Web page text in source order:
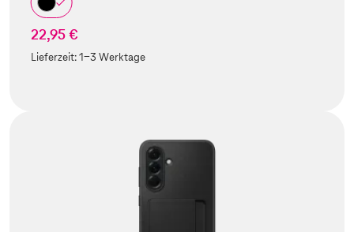
22,95 €
Lieferzeit:1-3 Werktage